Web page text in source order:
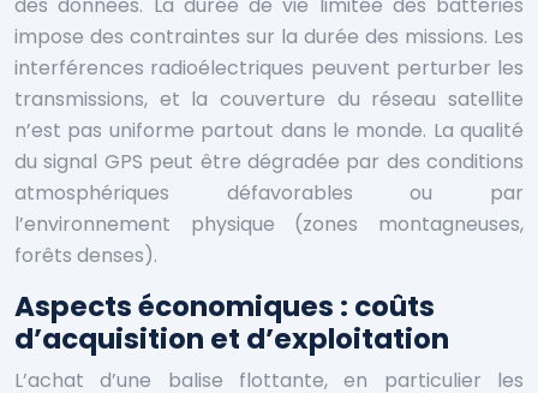
des données. La durée de vie limitée des batteries
impose des contraintes sur la durée des missions. Les
interférences radioélectriques peuvent perturber les
transmissions, et la couverture du réseau satellite
n’est pas uniforme partout dans le monde. La qualité
du signal GPS peut être dégradée par des conditions
atmosphériques défavorables ou par
l’environnement physique (zones montagneuses,
forêts denses).
Aspects économiques : coûts
d’acquisition et d’exploitation
L’achat d’une balise flottante, en particulier les